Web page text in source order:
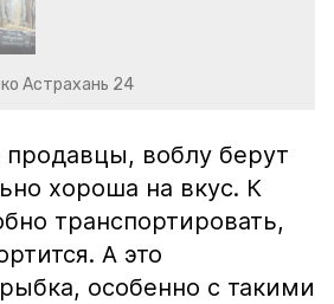
Астрахань 24
продавцы, воблу берут
хороша на вкус. К
транспортировать,
А это
особенно с такими